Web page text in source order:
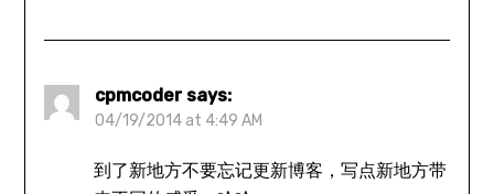
cpmcoder says:
04/19/2014 at 4:49 AM
到了新地方不要忘记更新博客，写点新地方带